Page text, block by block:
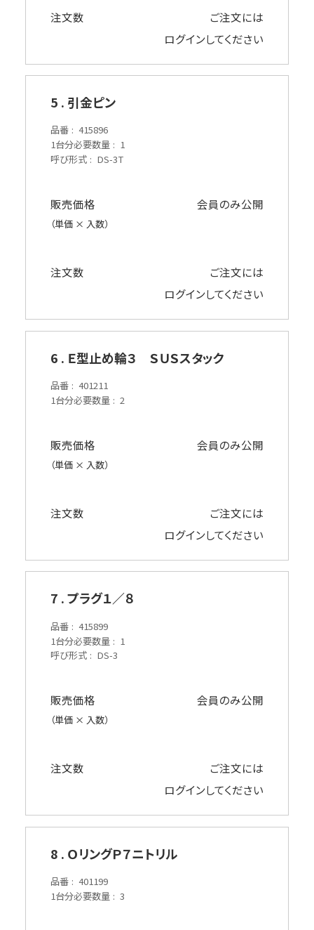
注文数
ご注文には
ログインしてください
5 . 引金ピン
品番
415896
1台分必要数量
1
呼び形式
DS-3T
販売価格
（単価 × 入数）
会員のみ公開
注文数
ご注文には
ログインしてください
6 . Ｅ型止め輪３ ＳＵＳスタック
品番
401211
1台分必要数量
2
販売価格
（単価 × 入数）
会員のみ公開
注文数
ご注文には
ログインしてください
7 . プラグ１／８
品番
415899
1台分必要数量
1
呼び形式
DS-3
販売価格
（単価 × 入数）
会員のみ公開
注文数
ご注文には
ログインしてください
8 . ＯリングＰ７ニトリル
品番
401199
1台分必要数量
3